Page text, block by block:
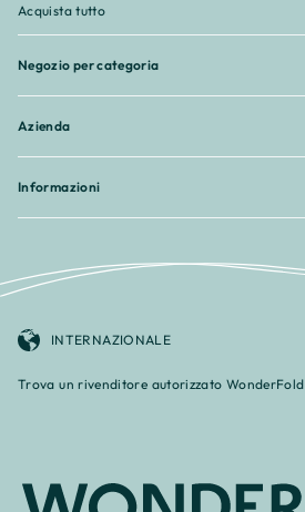
Acquista tutto
Negozio per categoria
Azienda
Informazioni
INTERNAZIONALE
Trova un rivenditore autorizzato WonderFold